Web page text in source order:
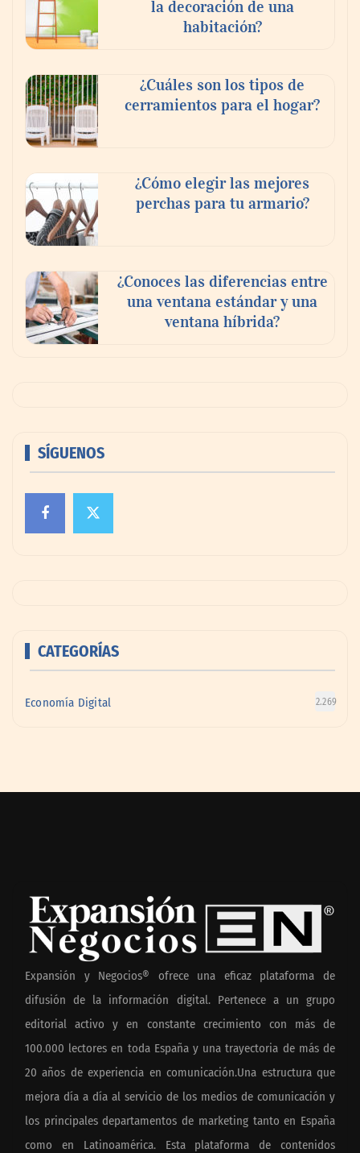
la decoración de una
habitación?
¿Cuáles son los tipos de
cerramientos para el hogar?
¿Cómo elegir las mejores
perchas para tu armario?
¿Conoces las diferencias entre
una ventana estándar y una
ventana híbrida?
SÍGUENOS
CATEGORÍAS
Economía Digital 2.269
Expansión y Negocios® ofrece una eficaz plataforma de
difusión de la información digital. Pertenece a un grupo
editorial activo y en constante crecimiento con más de
100.000 lectores en toda España y una trayectoria de más de
20 años de experiencia en comunicación.Una estructura que
mejora día a día al servicio de los medios de comunicación y
los principales departamentos de marketing tanto en España
como en Latinoamérica. Esta plataforma de contenidos